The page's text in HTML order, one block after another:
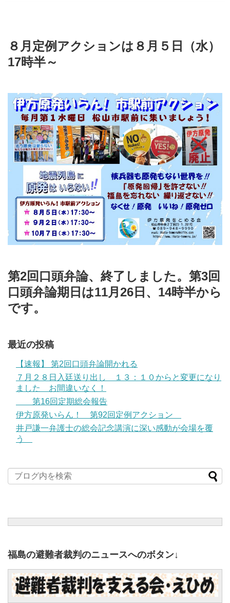
８月定例アクションは８月５日（水）
17時半～
第2回口頭弁論、終了しました。第3回
口頭弁論期日は11月26日、14時半から
です。
最近の投稿
【速報】 第2回口頭弁論開かれる
７月２８日入廷送り出し １３：１０からと変更になり
ました お間違いなく！
第16回定期総会報告
伊方原発いらん！ 第92回定例アクション
井戸謙一弁護士の総会記念講演に深い感動が会場を覆
う
福島の避難者裁判のニュースへのボタン↓